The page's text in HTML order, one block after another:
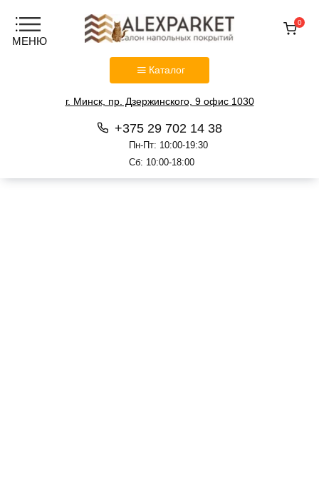
Каталог
г. Минск, пр. Дзержинского, 9 офис 1030
+375 29 702 14 38
Пн-Пт: 10:00-19:30
Сб: 10:00-18:00
0